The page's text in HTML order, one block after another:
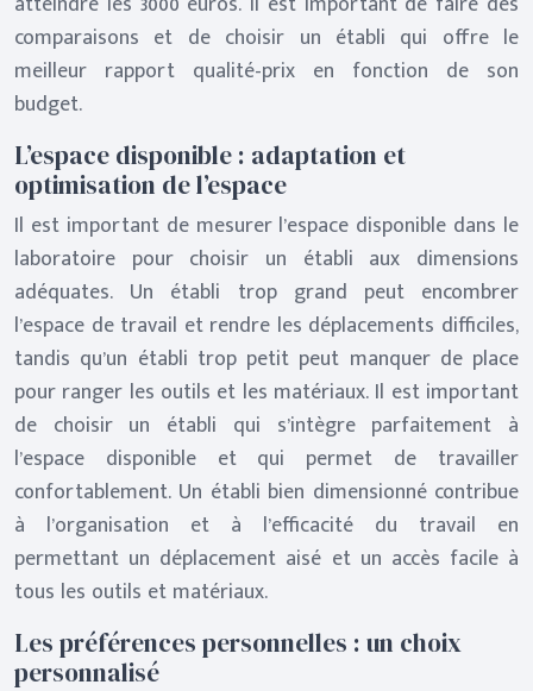
comparaisons et de choisir un établi qui offre le
meilleur rapport qualité-prix en fonction de son
budget.
L’espace disponible : adaptation et
optimisation de l’espace
Il est important de mesurer l’espace disponible dans le
laboratoire pour choisir un établi aux dimensions
adéquates. Un établi trop grand peut encombrer
l’espace de travail et rendre les déplacements difficiles,
tandis qu’un établi trop petit peut manquer de place
pour ranger les outils et les matériaux. Il est important
de choisir un établi qui s’intègre parfaitement à
l’espace disponible et qui permet de travailler
confortablement. Un établi bien dimensionné contribue
à l’organisation et à l’efficacité du travail en
permettant un déplacement aisé et un accès facile à
tous les outils et matériaux.
Les préférences personnelles : un choix
personnalisé